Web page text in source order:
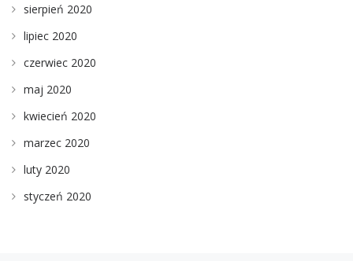
sierpień 2020
lipiec 2020
czerwiec 2020
maj 2020
kwiecień 2020
marzec 2020
luty 2020
styczeń 2020